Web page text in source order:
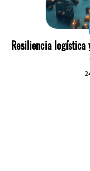
Resiliencia